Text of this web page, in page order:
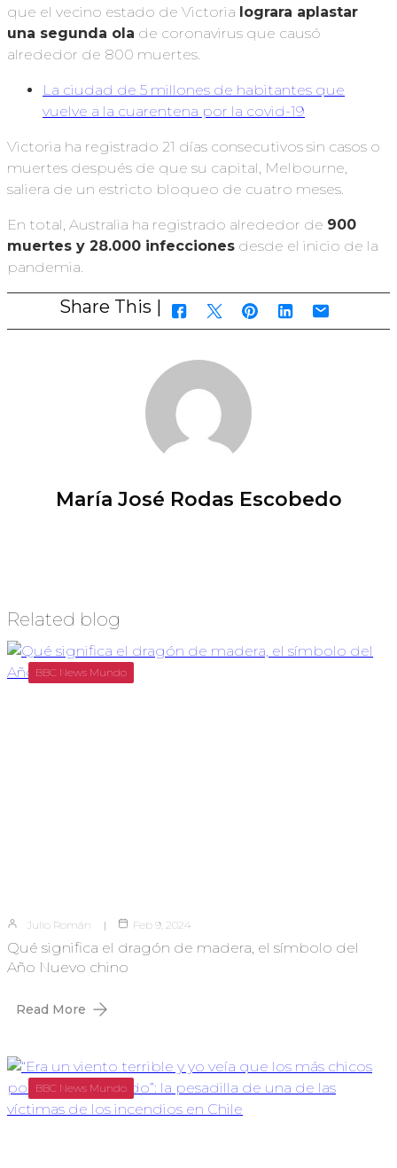
que el vecino estado de Victoria lograra aplastar
una segunda ola de coronavirus que causó
alrededor de 800 muertes.
La ciudad de 5 millones de habitantes que
vuelve a la cuarentena por la covid-19
Victoria ha registrado 21 días consecutivos sin casos o
muertes después de que su capital, Melbourne,
saliera de un estricto bloqueo de cuatro meses.
En total, Australia ha registrado alrededor de 900
muertes y 28.000 infecciones desde el inicio de la
pandemia.
Share This |
María José Rodas Escobedo
Related blog
BBC News Mundo
Julio Román Feb 9, 2024
Qué significa el dragón de madera, el símbolo del
Año Nuevo chino
Read More
BBC News Mundo